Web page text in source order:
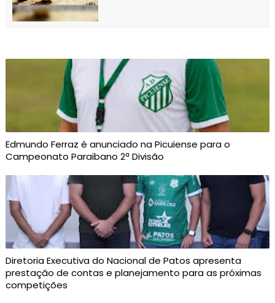
Edmundo Ferraz é anunciado na Picuiense para o
Campeonato Paraibano 2ª Divisão
Diretoria Executiva do Nacional de Patos apresenta
prestação de contas e planejamento para as próximas
competições